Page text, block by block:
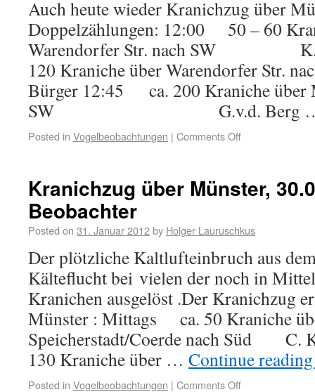
Auch heute wieder Kranichzug über
Doppelzählungen: 12:00 50 – 60
Warendorfer Str. nach SW K.
120 Kraniche über Warendorfer
Bürger 12:45 ca. 200 Kraniche über
SW G.v.d. Berg
Posted in Vogelbeobachtungen | Comments Off
Kranichzug über Münster,
Beobachter
Posted on 31. Januar 2012by Holger Lauruschkus
Der plötzliche Kaltlufteinbruch aus
Kälteflucht bei vielen der noch in
Kranichen ausgelöst .Der Kranichzug
Münster : Mittags ca. 50 Kraniche
Speicherstadt/Coerde nach Süd
130 Kraniche über … Continue
Posted in Vogelbeobachtungen | Comments Off